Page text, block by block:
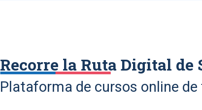
Recorre la Ruta Digital de
Plataforma de cursos online